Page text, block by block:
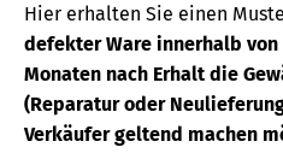
Hier erhalten Sie einen
defekter Ware innerhalb
Monaten nach Erhalt die
(Reparatur oder
Verkäufer geltend machen